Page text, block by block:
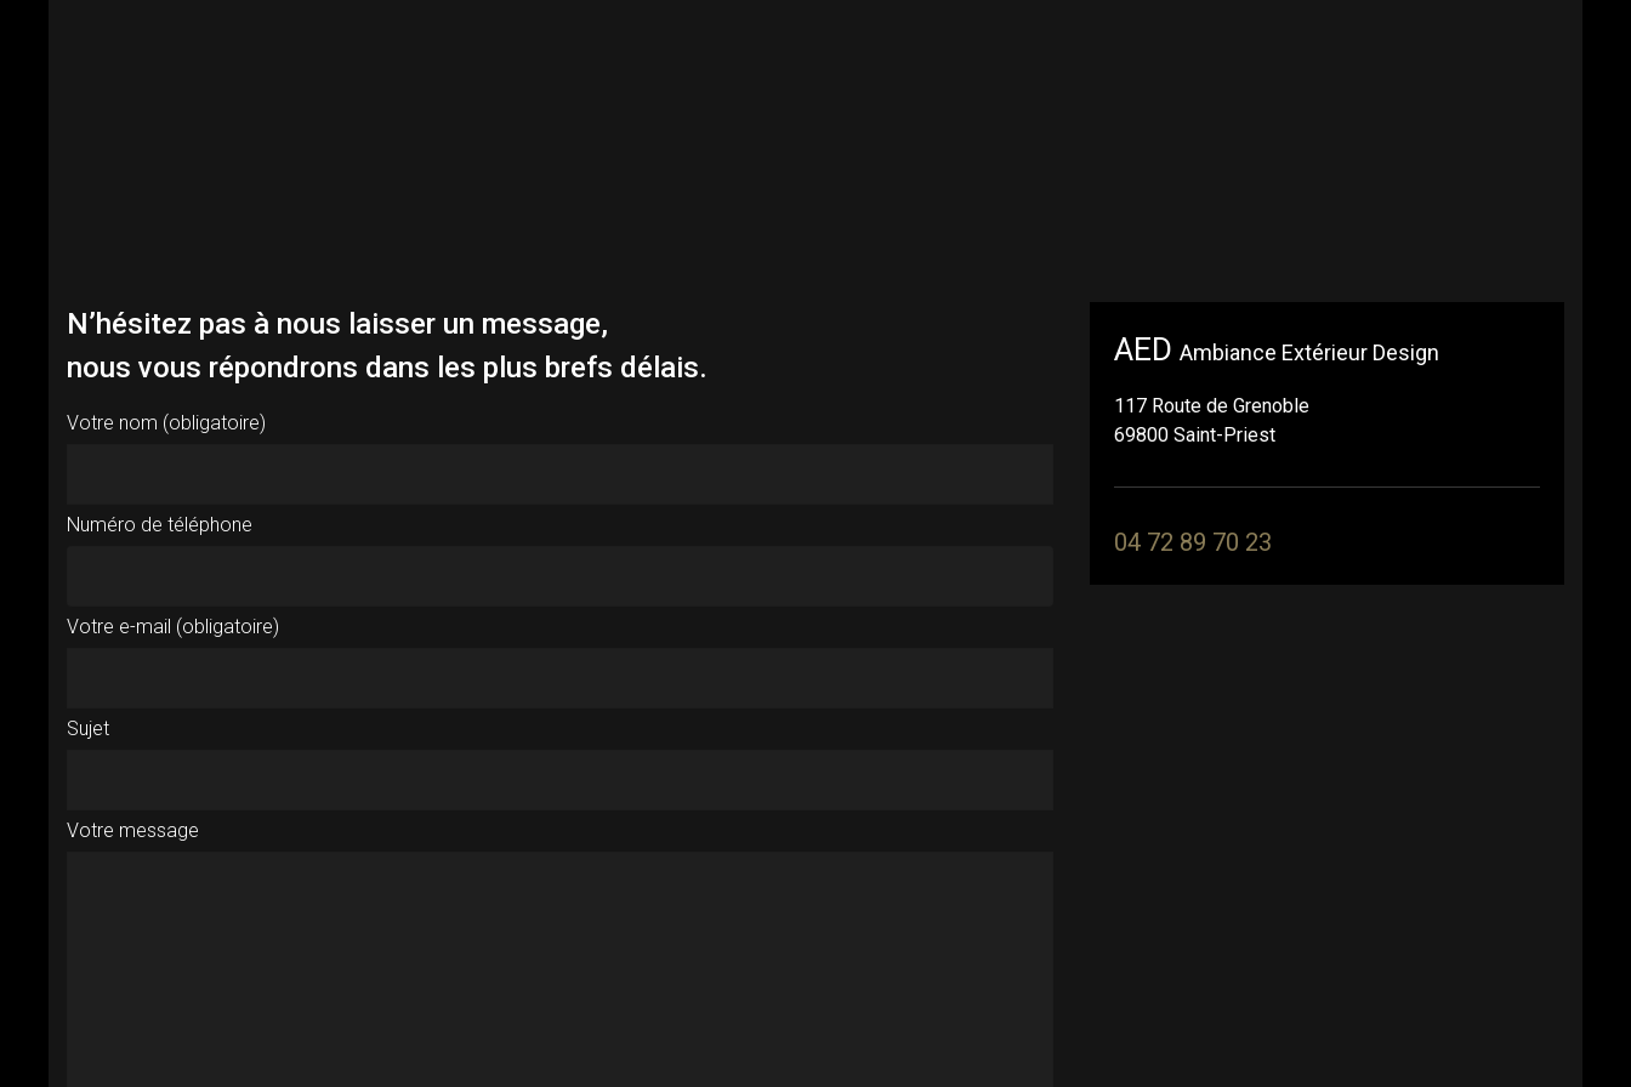
N’hésitez pas à nous laisser un message,
nous vous répondrons dans les plus brefs délais.
Votre nom (obligatoire)
Numéro de téléphone
Votre e-mail (obligatoire)
Sujet
Votre message
AED Ambiance Extérieur Design
117 Route de Grenoble
69800 Saint-Priest
04 72 89 70 23